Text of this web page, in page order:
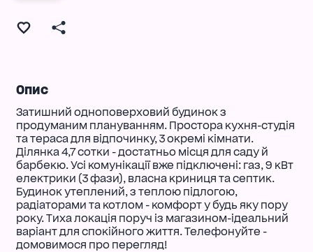
Опис
Затишний одноповерховий будинок з
продуманим плануванням. Простора кухня-студія
та тераса для відпочинку, 3 окремі кімнати.
Ділянка 4,7 сотки - достатньо місця для саду й
барбекю. Усі комунікації вже підключені: газ, 9 кВт
електрики (3 фази), власна криниця та септик.
Будинок утеплений, з теплою підлогою,
радіаторами та котлом - комфорт у будь яку пору
року. Тиха локація поруч із магазином-ідеальний
варіант для спокійного життя. Телефонуйте -
домовимося про перегляд!